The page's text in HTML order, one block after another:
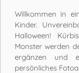
Willkommen in
Kinder.
Halloween!
Monster werden
ergänzen und
persönliches